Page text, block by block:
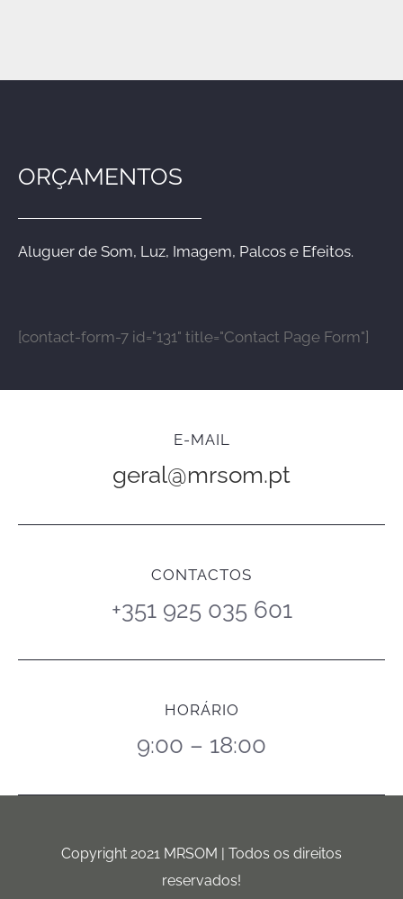
ORÇAMENTOS
Aluguer de Som, Luz, Imagem, Palcos e Efeitos.
[contact-form-7 id="131" title="Contact Page Form"]
E-MAIL
geral@mrsom.pt
CONTACTOS
+351 925 035 601
HORÁRIO
9:00 – 18:00
Copyright 2021 MRSOM | Todos os direitos
reservados!